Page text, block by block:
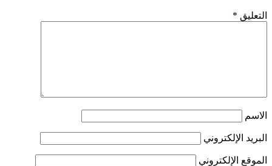
التعليق *
الاسم
البريد الإلكتروني
الموقع الإلكتروني